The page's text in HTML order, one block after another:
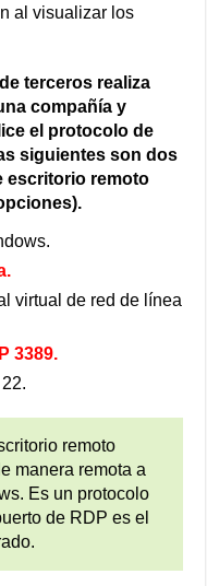
al visualizar los
terceros realiza
compañía y
el protocolo de
siguientes son dos
escritorio remoto
virtual de red de línea
3389.
remoto
manera remota a
Es un protocolo
de RDP es el